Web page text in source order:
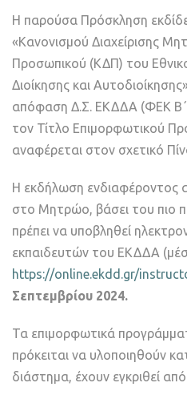
Η παρούσα Πρόσκληση
«Κανονισμού Διαχείρισης
Προσωπικού (ΚΔΠ) του
Διοίκησης και
απόφαση Δ.Σ. ΕΚΔΔΑ (ΦΕΚ B΄
τον Τίτλο Επιμορφωτικού
αναφέρεται στον σχετικό
Η εκδήλωση ενδιαφέροντος
στο Μητρώο, βάσει του πιο
πρέπει να υποβληθεί
εκπαιδευτών του ΕΚΔΔΑ
https://online.ekdd.gr/
Σεπτεμβρίου 2024.
Τα επιμορφωτικά
πρόκειται να υλοποιηθούν
διάστημα, έχουν εγκριθεί